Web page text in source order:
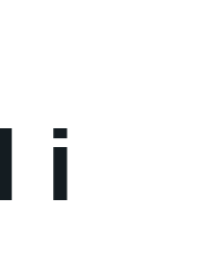
i